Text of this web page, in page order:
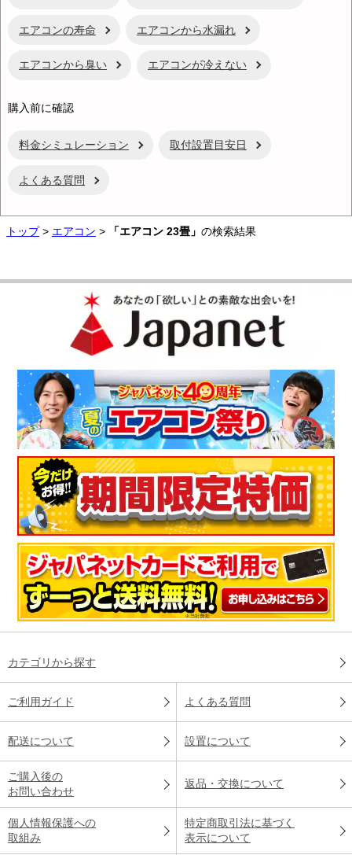
エアコンの寿命 エアコンから水漏れ
エアコンから臭い エアコンが冷えない
購入前に確認
料金シミュレーション 取付設置目安日
よくある質問
トップ> エアコン > 「エアコン 23畳」 の検索結果
カテゴリから探す
ご利用ガイド よくある質問
配送について 設置について
ご購入後の
お問い合わせ
返品・交換について
個人情報保護への
取組み
特定商取引法に基づく
表示について